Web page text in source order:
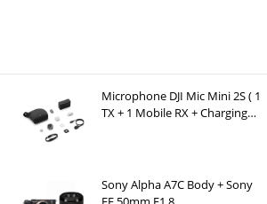
Microphone DJI Mic Mini 2S ( 1
TX + 1 Mobile RX + Charging
Sony Alpha A7C Body + Sony